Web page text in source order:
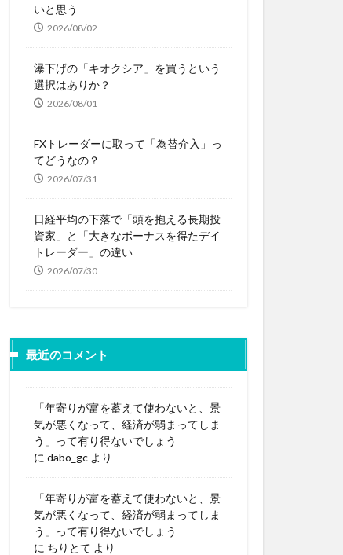
いと思う
2026/08/02
瀑下げの「キオクシア」を買うという
選択はありか？
2026/08/01
FXトレーダーに取って「為替介入」っ
てどうなの？
2026/07/31
日経平均の下落で「頭を抱える長期投
資家」と「大きなボーナスを得たデイ
トレーダー」の違い
2026/07/30
最近のコメント
「年寄りが富を蓄えて使わないと、景
気が悪くなって、経済が弱まってしま
う」って有り得ないでしょう
に dabo_gc より
「年寄りが富を蓄えて使わないと、景
気が悪くなって、経済が弱まってしま
う」って有り得ないでしょう
に ちりとて より